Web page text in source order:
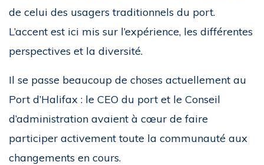
de celui des usagers traditionnels du port.
L’accent est ici mis sur l’expérience, les différentes
perspectives et la diversité.
Il se passe beaucoup de choses actuellement au
Port d’Halifax : le CEO du port et le Conseil
d’administration avaient à cœur de faire
participer activement toute la communauté aux
changements en cours.